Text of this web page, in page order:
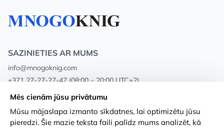
SAZINIETIES AR MUMS
info@mnogoknig.com
+371 27-27-27-47 (08:00 – 20:00 UTC+2)
Rīga, Augusta Deglava 69d, LV-1082
Par mums Privātuma politika
Mēs cienām jūsu privātumu
Mūsu mājaslapa izmanto sīkdatnes, lai optimizētu jūsu
pieredzi. Šie mazie teksta faili palīdz mums analizēt, kā